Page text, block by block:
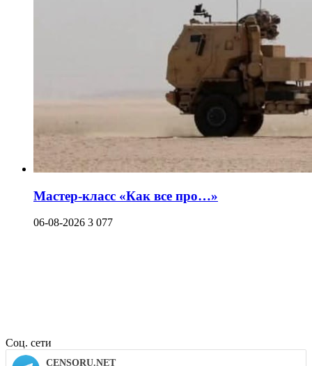
Мастер-класс «Как все про…»
06-08-2026 3 077
Соц. сети